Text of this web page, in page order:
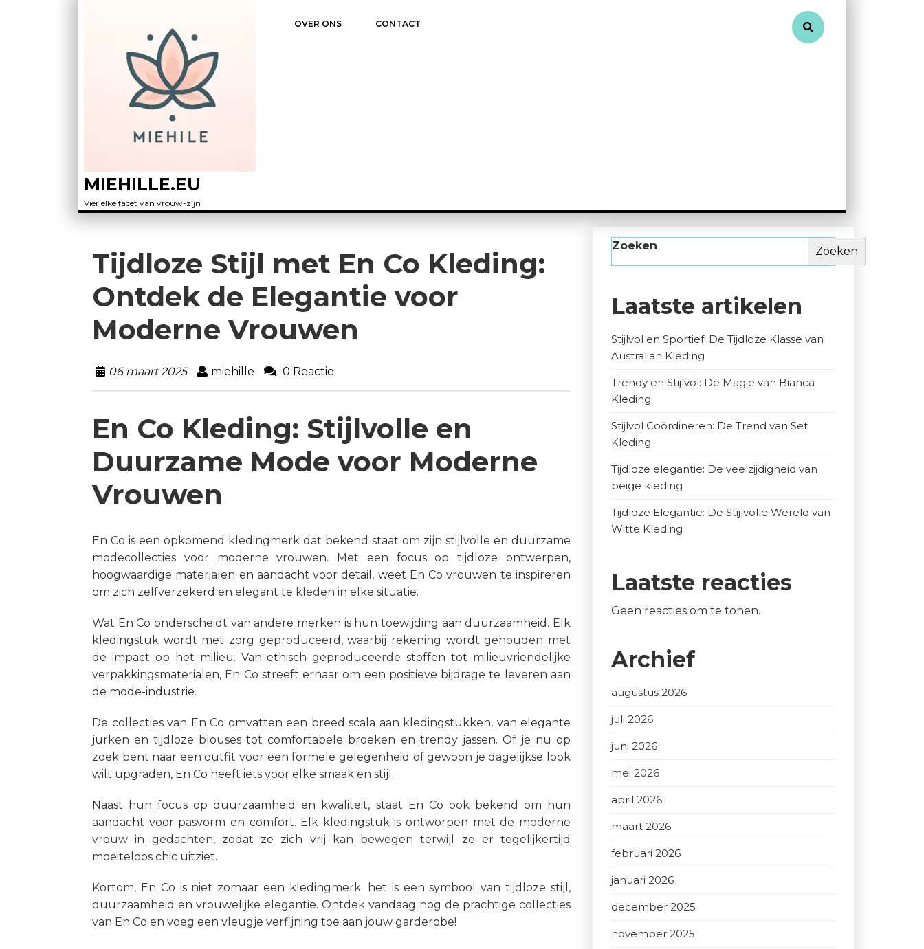
MIEHILLE.EU
Vier elke facet van vrouw-zijn
OVER ONS CONTACT
Tijdloze Stijl met En Co Kleding:
Ontdek de Elegantie voor
Moderne Vrouwen
06 maart 2025 miehille 0 Reactie
En Co Kleding: Stijlvolle en
Duurzame Mode voor Moderne
Vrouwen
En Co is een opkomend kledingmerk dat bekend staat om zijn stijlvolle en duurzame
modecollecties voor moderne vrouwen. Met een focus op tijdloze ontwerpen,
hoogwaardige materialen en aandacht voor detail, weet En Co vrouwen te inspireren
om zich zelfverzekerd en elegant te kleden in elke situatie.
Wat En Co onderscheidt van andere merken is hun toewijding aan duurzaamheid. Elk
kledingstuk wordt met zorg geproduceerd, waarbij rekening wordt gehouden met
de impact op het milieu. Van ethisch geproduceerde stoffen tot milieuvriendelijke
verpakkingsmaterialen, En Co streeft ernaar om een positieve bijdrage te leveren aan
de mode-industrie.
De collecties van En Co omvatten een breed scala aan kledingstukken, van elegante
jurken en tijdloze blouses tot comfortabele broeken en trendy jassen. Of je nu op
zoek bent naar een outfit voor een formele gelegenheid of gewoon je dagelijkse look
wilt upgraden, En Co heeft iets voor elke smaak en stijl.
Naast hun focus op duurzaamheid en kwaliteit, staat En Co ook bekend om hun
aandacht voor pasvorm en comfort. Elk kledingstuk is ontworpen met de moderne
vrouw in gedachten, zodat ze zich vrij kan bewegen terwijl ze er tegelijkertijd
moeiteloos chic uitziet.
Kortom, En Co is niet zomaar een kledingmerk; het is een symbool van tijdloze stijl,
duurzaamheid en vrouwelijke elegantie. Ontdek vandaag nog de prachtige collecties
van En Co en voeg een vleugje verfijning toe aan jouw garderobe!
Zoeken Zoeken
Laatste artikelen
Stijlvol en Sportief: De Tijdloze Klasse van
Australian Kleding
Trendy en Stijlvol: De Magie van Bianca
Kleding
Stijlvol Coördineren: De Trend van Set
Kleding
Tijdloze elegantie: De veelzijdigheid van
beige kleding
Tijdloze Elegantie: De Stijlvolle Wereld van
Witte Kleding
Laatste reacties
Geen reacties om te tonen.
Archief
augustus 2026
juli 2026
juni 2026
mei 2026
april 2026
maart 2026
februari 2026
januari 2026
december 2025
november 2025